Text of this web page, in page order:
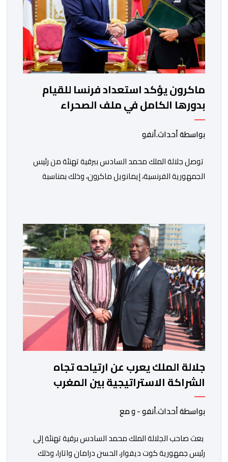
ماكرون يؤكد استعداد فرنسا للقيام
بدورها الكامل في ملف الصحراء
بواسطة أحداث.أنفو
توصل جلالة الملك محمد السادس ببرقية تهنئة من رئيس
الجمهورية الفرنسية، إيمانويل ماكرون، وذلك بمناسبة
مجددا التعبير لجلالته عن مشاعر الصداقة العميقة والمتينة
التي تكنها فرنسا وشعبها للمغرب وللشعب المغربي. وقال
الرئيس الفرنسي “لا يساورني أي شك في أن […]
جلالة الملك يعرب عن ارتياحه تجاه
الشراكة الاستراتيجية بين المغرب
والكوت ديفوار
بواسطة أحداث.أنفو - و مع
بعث صاحب الجلالة الملك محمد السادس برقية تهنئة إلى
رئيس جمهورية كوت ديفوار، الحسن درامان واتارا، وذلك